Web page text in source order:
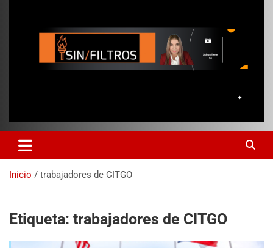
Inicio trabajadores de CITGO
Etiqueta: trabajadores de CITGO